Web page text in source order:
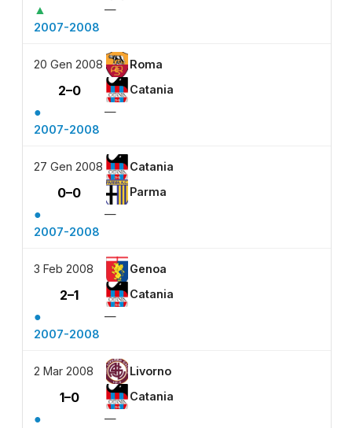
▲
—
2007-2008
20 Gen 2008 Roma
2–0 Catania
●
—
2007-2008
27 Gen 2008 Catania
0–0 Parma
●
—
2007-2008
3 Feb 2008 Genoa
2–1 Catania
●
—
2007-2008
2 Mar 2008 Livorno
1–0 Catania
●
—